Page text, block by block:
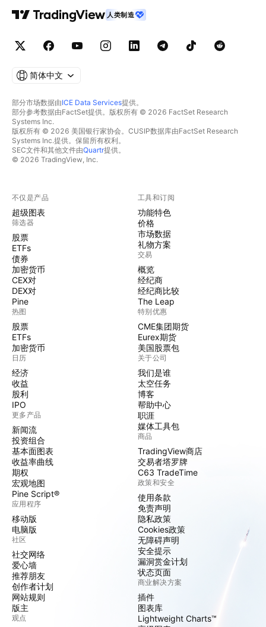
人类制造
简体中文
部分市场数据由ICE Data Services提供。
部分参考数据由FactSet提供。版权所有 © 2026 FactSet Research
Systems Inc.
版权所有 © 2026 美国银行家协会。CUSIP数据库由FactSet Research
Systems Inc.提供。保留所有权利。
SEC文件和其他文件由Quartr提供。
© 2026 TradingView, Inc.
不仅是产品
超级图表
筛选器
股票
ETFs
债券
加密货币
CEX对
DEX对
Pine
热图
股票
ETFs
加密货币
日历
经济
收益
股利
IPO
更多产品
新闻流
投资组合
基本面图表
收益率曲线
期权
宏观地图
Pine Script®
应用程序
移动版
电脑版
社区
社交网络
爱心墙
推荐朋友
创作者计划
网站规则
版主
观点
工具和订阅
功能特色
价格
市场数据
礼物方案
交易
概览
经纪商
经纪商比较
The Leap
特别优惠
CME集团期货
Eurex期货
美国股票包
关于公司
我们是谁
太空任务
博客
帮助中心
职涯
媒体工具包
商品
TradingView商店
交易者塔罗牌
C63 TradeTime
政策和安全
使用条款
免责声明
隐私政策
Cookies政策
无障碍声明
安全提示
漏洞赏金计划
状态页面
商业解决方案
插件
图表库
Lightweight Charts™